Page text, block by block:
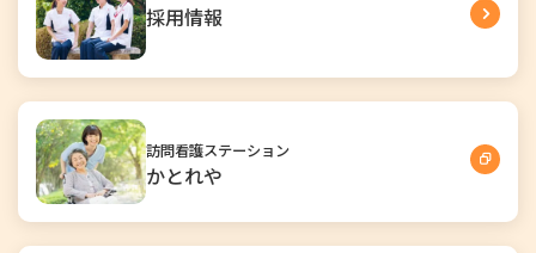
採用情報
訪問看護ステーション
かとれや